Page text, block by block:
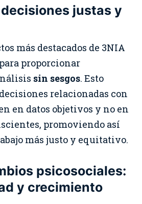
justas y
más destacados de 3NIA
proporcionar
sin sesgos. Esto
relacionadas con
en datos objetivos y no en
promoviendo así
más justo y equitativo.
psicosociales:
y crecimiento